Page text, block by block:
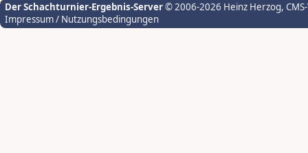
Der Schachturnier-Ergebnis-Server© 2006-2026 Heinz Herzog,
Impressum / Nutzungsbedingungen